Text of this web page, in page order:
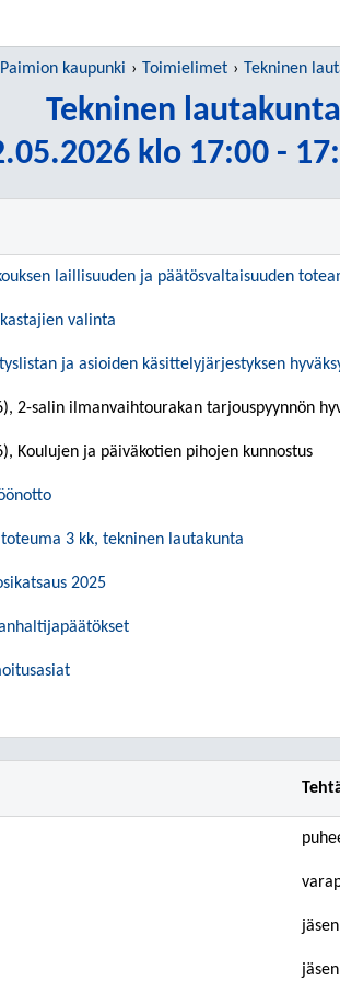
Paimion kaupunki Toimielimet Tekninen
Tekninen lautakunta
klo 17:00 -
laillisuuden ja päätösvaltaisuuden
valinta
ja asioiden käsittelyjärjestyksen
2-salin ilmanvaihtourakan tarjouspyynnön
Koulujen ja päiväkotien pihojen kunnostus
3 kk, tekninen lautakunta
2025
jäsen
jäsen